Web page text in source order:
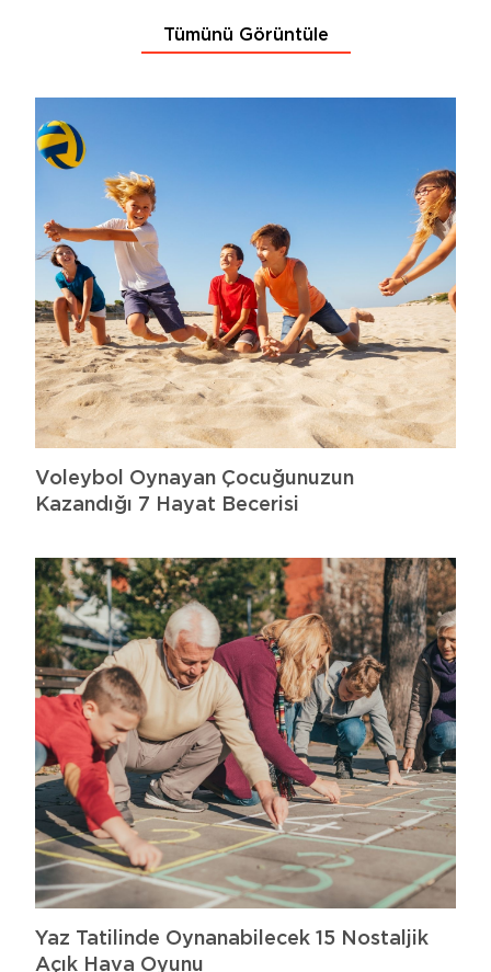
Tümünü Görüntüle
Voleybol Oynayan Çocuğunuzun
Kazandığı 7 Hayat Becerisi
Yaz Tatilinde Oynanabilecek 15 Nostaljik
Açık Hava Oyunu